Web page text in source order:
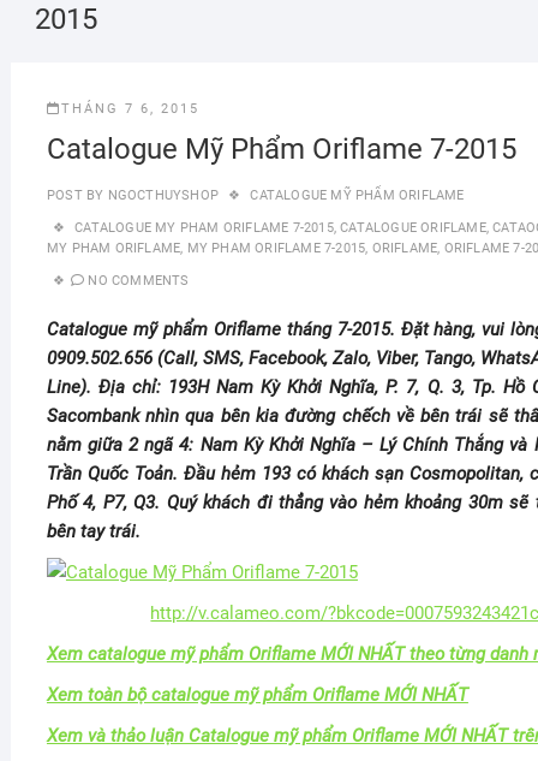
2015
THÁNG 7 6, 2015
Catalogue Mỹ Phẩm Oriflame 7-2015
POST BY NGOCTHUYSHOP CATALOGUE MỸ PHẨM ORIFLAME
CATALOGUE MY PHAM ORIFLAME 7-2015,CATALOGUE ORIFLAME,
MY PHAM ORIFLAME, MY PHAM ORIFLAME 7-2015, ORIFLAME, ORIFLAME 7-
NO COMMENTS
Catalogue mỹ phẩm Oriflame tháng 7-2015. Đặt hàng, vui
0909.502.656 (Call, SMS, Facebook, Zalo, Viber, Tango,
Line). Địa chỉ: 193H Nam Kỳ Khởi Nghĩa, P. 7, Q. 3, Tp. Hồ
Sacombank nhìn qua bên kia đường chếch về bên trái sẽ
nằm giữa 2 ngã 4: Nam Kỳ Khởi Nghĩa – Lý Chính Thắng và
Trần Quốc Toản. Đầu hẻm 193 có khách sạn Cosmopolitan,
Phố 4, P7, Q3. Quý khách đi thẳng vào hẻm khoảng 30m sẽ
bên tay trái.
http://v.calameo.com/
Xem catalogue mỹ phẩm Oriflame MỚI NHẤT theo từng danh
Xem toàn bộ catalogue mỹ phẩm Oriflame MỚI NHẤT
Xem và thảo luận Catalogue mỹ phẩm Oriflame MỚI NHẤT